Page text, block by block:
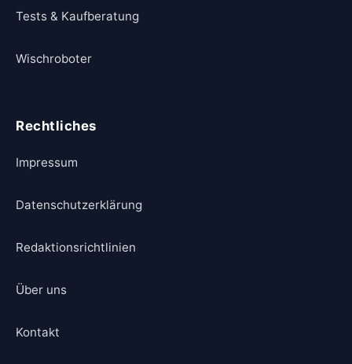
Tests & Kaufberatung
Wischroboter
Rechtliches
Impressum
Datenschutzerklärung
Redaktionsrichtlinien
Über uns
Kontakt